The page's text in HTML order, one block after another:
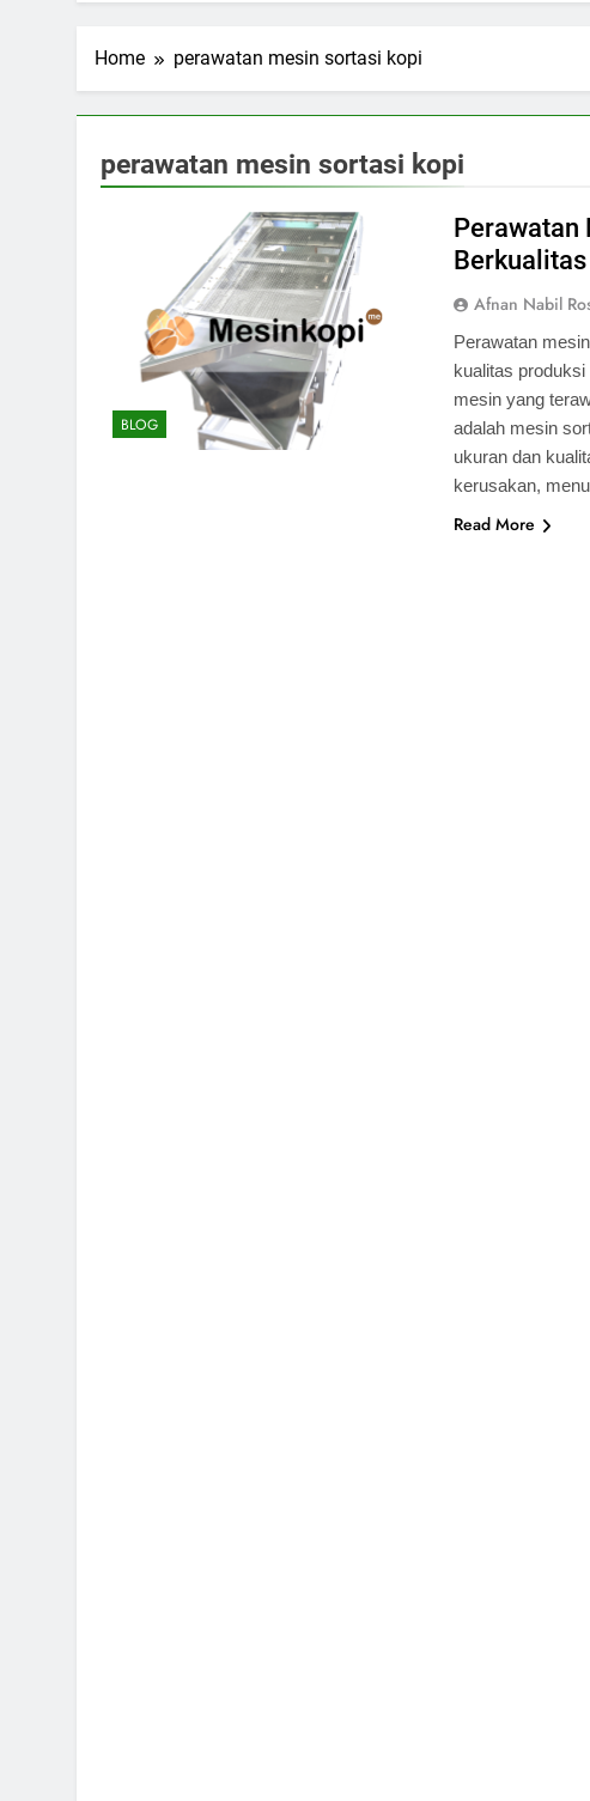
Home perawatan mesin sortasi kopi
perawatan mesin sortasi kopi
BLOG
Perawatan
Berkualitas
Afnan Nabil
Perawatan
kualitas
mesin yang
adalah mesin
ukuran dan
kerusakan,
Read More